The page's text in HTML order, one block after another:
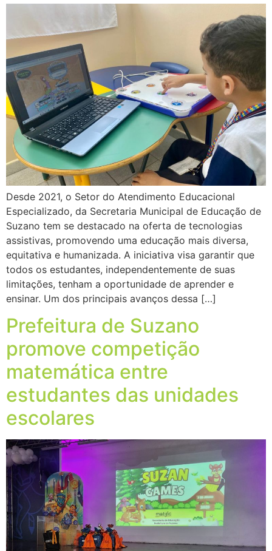
Desde 2021, o Setor do Atendimento Educacional
Especializado, da Secretaria Municipal de Educação de
Suzano tem se destacado na oferta de tecnologias
assistivas, promovendo uma educação mais diversa,
equitativa e humanizada. A iniciativa visa garantir que
todos os estudantes, independentemente de suas
limitações, tenham a oportunidade de aprender e
ensinar. Um dos principais avanços dessa […]
Prefeitura de Suzano
promove competição
matemática entre
estudantes das unidades
escolares